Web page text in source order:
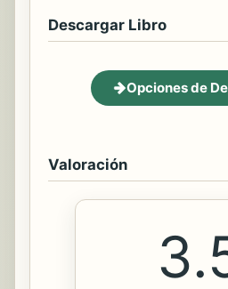
Descargar Libro
Opciones de
Valoración